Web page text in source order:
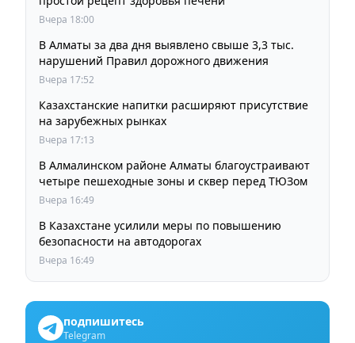
Вчера 18:00
В Алматы за два дня выявлено свыше 3,3 тыс.
нарушений Правил дорожного движения
Вчера 17:52
Казахстанские напитки расширяют присутствие
на зарубежных рынках
Вчера 17:13
В Алмалинском районе Алматы благоустраивают
четыре пешеходные зоны и сквер перед ТЮЗом
Вчера 16:49
В Казахстане усилили меры по повышению
безопасности на автодорогах
Вчера 16:49
подпишитесь
Telegram